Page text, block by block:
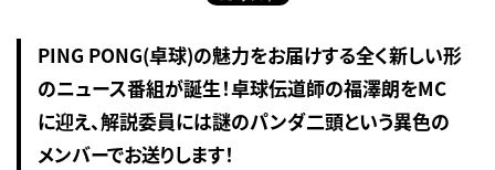
PING PONG(卓球)の魅力をお届けする全く新しい形
のニュース番組が誕生！卓球伝道師の福澤朗をMC
に迎え、解説委員には謎のパンダ二頭という異色の
メンバーでお送りします！